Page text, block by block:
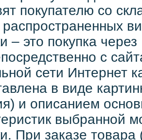
покупателю со
– это покупка
с
сети Интернет
в виде
и описанием
выбранной
При заказе товара